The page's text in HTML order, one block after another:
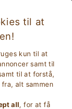
til at
kun til at
samt til
til at forstå,
alt sammen
all, for at få
Campania i